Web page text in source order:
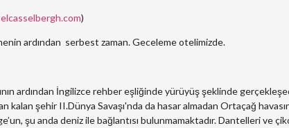
)
ardından serbest zaman. Geceleme otelimizde.
ardından İngilizce rehber eşliğinde yürüyüş şeklinde
kalan şehir II.Dünya Savaşı'nda da hasar almadan Ortaçağ
şu anda deniz ile bağlantısı bulunmamaktadır. Dantelleri ve